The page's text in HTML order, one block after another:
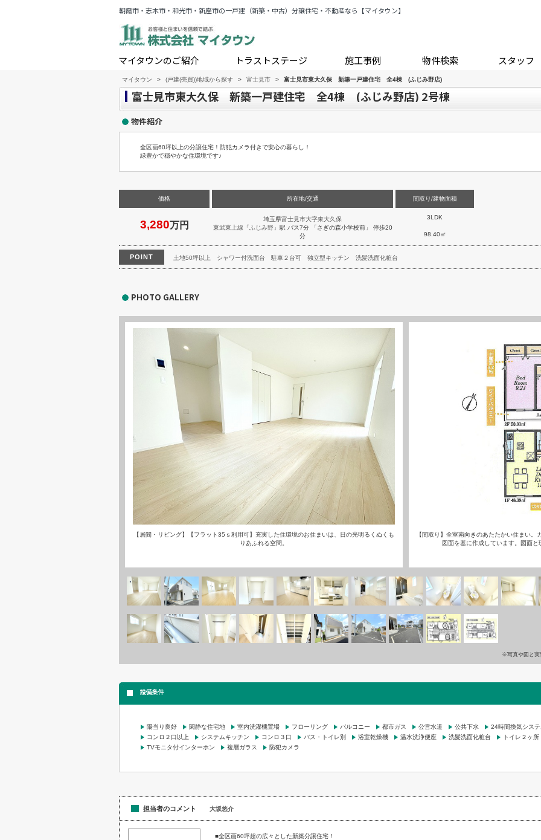
朝霞市・志木市・和光市・新座市の一戸建（新築・中古）分譲住宅・不動産なら【マイタウン】
マイタウンのご紹介 トラストステージ 施工事例 物件検索 スタッフ
マイタウン > (戸建(売買))地域から探す > 富士見市 > 富士見市東大久保 新築一戸建住宅 全4棟 (ふじみ野店)
富士見市東大久保 新築一戸建住宅 全4棟 (ふじみ野店) 2号棟
物件紹介
全区画60坪以上の分譲住宅！防犯カメラ付きで安心の暮らし！
緑豊かで穏やかな住環境です♪
価格
3,280万円
所在地/交通
埼玉県富士見市大字東大久保
東武東上線 「 ふじみ野」駅 バス7分 「さぎの森小学校前」 停歩20
分
間取り/建物面積
3LDK
98.40㎡
POINT 土地50坪以上 シャワー付洗面台 駐車２台可 独立型キッチン 洗髪洗面化粧台
PHOTO GALLERY
【居間・リビング】【フラット35ｓ利用可】充実した住環境のお住まいは、日の光明るくぬくも
りあふれる空間。
【間取り】全室南向きのあたたかい住まい
図面を基に作成しています。図面
※写真や図と実
設備条件
陽当り良好 閑静な住宅地 室内洗濯機置場 フローリング バルコニー 都市ガス 公営水道 公共下水
24時間換気シス
コンロ２口以上
システムキッチン コンロ３口 バス・トイレ別 浴室乾燥機 温水洗浄便座 洗髪洗面化粧台
トイレ２ヶ所
TVモニタ付インターホン
複層ガラス 防犯カメラ
担当者のコメント 大坂悠介
■全区画60坪超の広々とした新築分譲住宅！